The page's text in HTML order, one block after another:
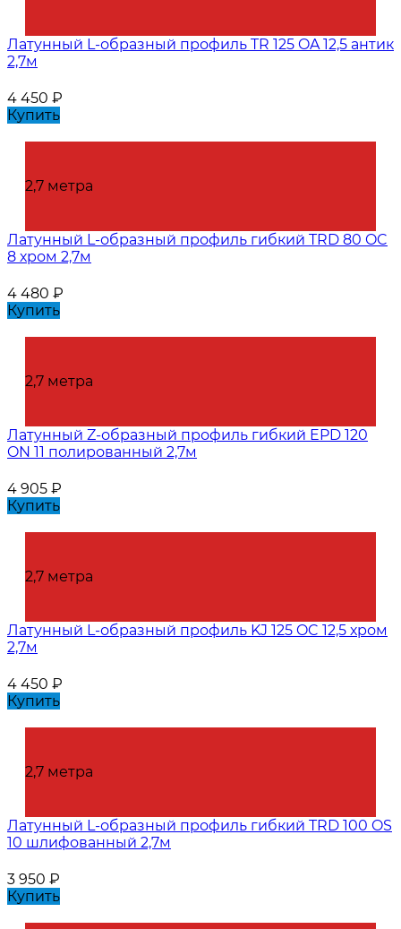
Латунный L-образный профиль TR 125 OA 12,5 антик
2,7м
4 450 ₽
Купить
2,7 метра
Латунный L-образный профиль гибкий TRD 80 OC
8 хром 2,7м
4 480 ₽
Купить
2,7 метра
Латунный Z-образный профиль гибкий EPD 120
ON 11 полированный 2,7м
4 905 ₽
Купить
2,7 метра
Латунный L-образный профиль KJ 125 OC 12,5 хром
2,7м
4 450 ₽
Купить
2,7 метра
Латунный L-образный профиль гибкий TRD 100 OS
10 шлифованный 2,7м
3 950 ₽
Купить